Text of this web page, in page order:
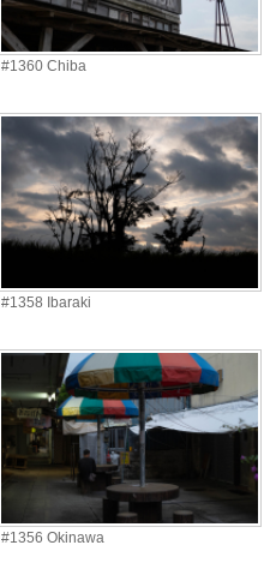
#1360 Chiba
#1358 Ibaraki
#1356 Okinawa